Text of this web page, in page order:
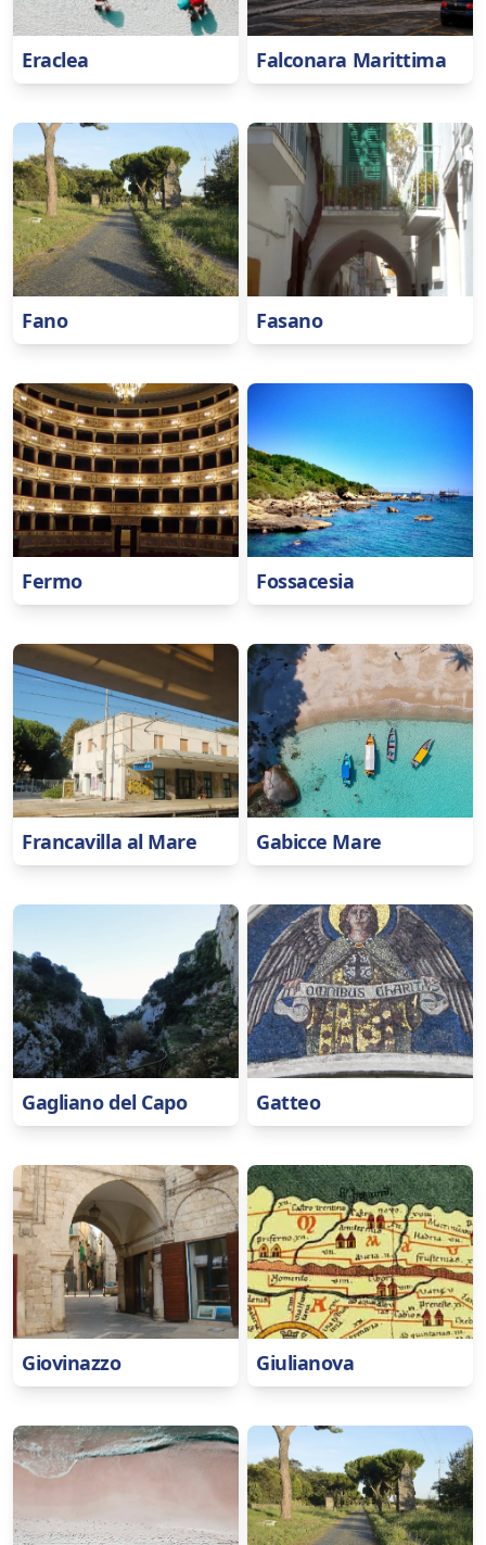
Eraclea Falconara Marittima
Fano Fasano
Fermo Fossacesia
Francavilla al Mare Gabicce Mare
Gagliano del Capo Gatteo
Giovinazzo Giulianova